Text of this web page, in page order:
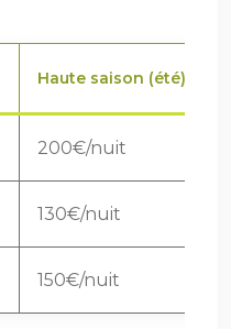
Haute saison (été)
200€/nuit
130€/nuit
150€/nuit